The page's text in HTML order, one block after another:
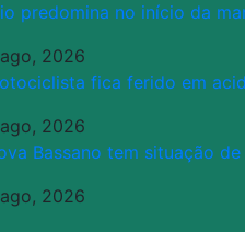
predomina no início da
2026
fica ferido em
2026
Bassano tem situação
2026